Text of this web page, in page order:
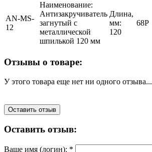
AN-MS-
12
Наименование:
Антизакручиватель
загнутый с
металлической
шпилькой 120 мм
Длина,
мм:
120
68Р
Отзывы о товаре:
У этого товара еще нет ни одного отзыва...
Оставить отзыв
Оставить отзыв:
Ваше имя (логин): *